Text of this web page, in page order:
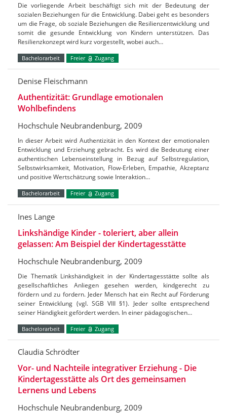
Die vorliegende Arbeit beschäftigt sich mit der Bedeutung der
sozialen Beziehungen für die Entwicklung. Dabei geht es besonders
um die Frage, ob soziale Beziehungen die Resilienzentwicklung und
somit die gesunde Entwicklung von Kindern unterstützen. Das
Resilienzkonzept wird kurz vorgestellt, wobei auch…
Bachelorarbeit Freier Zugang
Denise Fleischmann
Authentizität: Grundlage emotionalen
Wohlbefindens
Hochschule Neubrandenburg, 2009
In dieser Arbeit wird Authentizität in den Kontext der emotionalen
Entwicklung und Erziehung gebracht. Es wird die Bedeutung einer
authentischen Lebenseinstellung in Bezug auf Selbstregulation,
Selbstwirksamkeit, Motivation, Flow-Erleben, Empathie, Akzeptanz
und positive Wertschätzung sowie Interaktion…
Bachelorarbeit Freier Zugang
Ines Lange
Linkshändige Kinder - toleriert, aber allein
gelassen: Am Beispiel der Kindertagesstätte
Hochschule Neubrandenburg, 2009
Die Thematik Linkshändigkeit in der Kindertagesstätte sollte als
gesellschaftliches Anliegen gesehen werden, kindgerecht zu
fördern und zu fordern. Jeder Mensch hat ein Recht auf Förderung
seiner Entwicklung (vgl. SGB VIII §1). Jeder sollte entsprechend
seiner Händigkeit gefördert werden. In einer pädagogischen…
Bachelorarbeit Freier Zugang
Claudia Schrödter
Vor- und Nachteile integrativer Erziehung - Die
Kindertagesstätte als Ort des gemeinsamen
Lernens und Lebens
Hochschule Neubrandenburg, 2009